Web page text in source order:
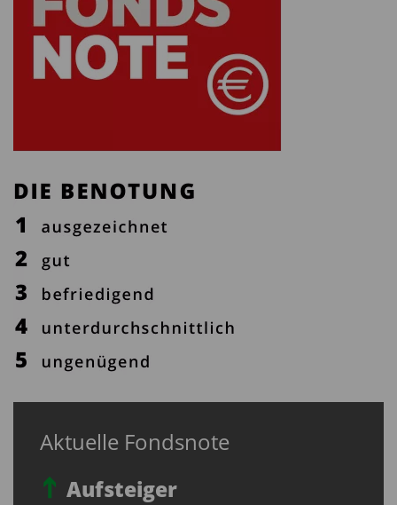
Aktuelle Fondsnote
Aufsteiger